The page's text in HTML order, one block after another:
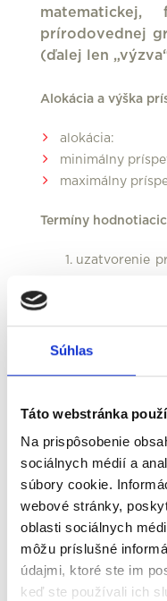
Súhlas
Táto webstránka
Na prispôsobenie
sociálnych médií a
súbory cookie.
webové stránky,
oblasti sociálnych
môžu príslušné
údajmi, ktoré ste im
keď ste používali ich
prírodovednej
(ďalej len
Alokácia a výška
alokácia:
minimálny
maximálny
Termíny
uzatvorenie
uzatvorenie
28.2.2019;
uzatvorenie
gymnáziá;
stredné športové
Podmienkou
škola zaradená do
SR. Žiadateľ
súkromných
predstavovať 50% a